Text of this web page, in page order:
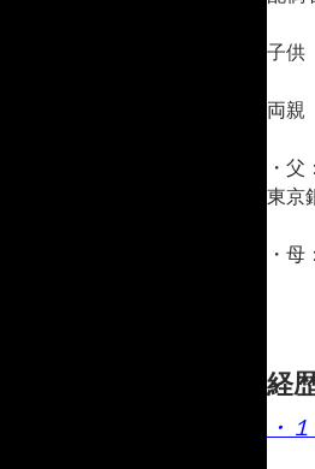
子供
両親
・
東京
・
経
・